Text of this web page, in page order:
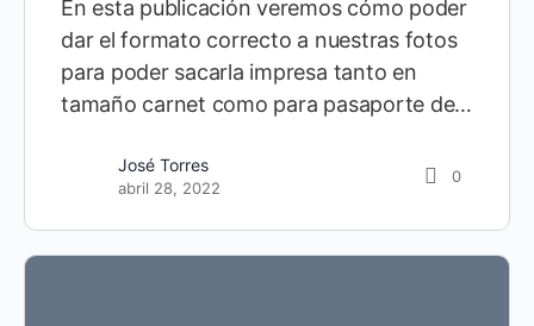
En esta publicación veremos cómo poder
dar el formato correcto a nuestras fotos
para poder sacarla impresa tanto en
tamaño carnet como para pasaporte de…
José Torres
abril 28, 2022
0